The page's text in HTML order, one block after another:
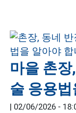
마을 촌장
술 응용
| 02/06/2026 -